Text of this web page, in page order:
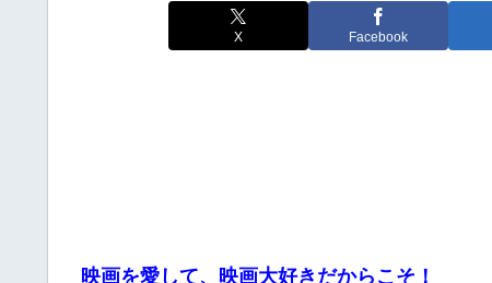
X Facebook
映画を愛して、映画大好きだからこそ！